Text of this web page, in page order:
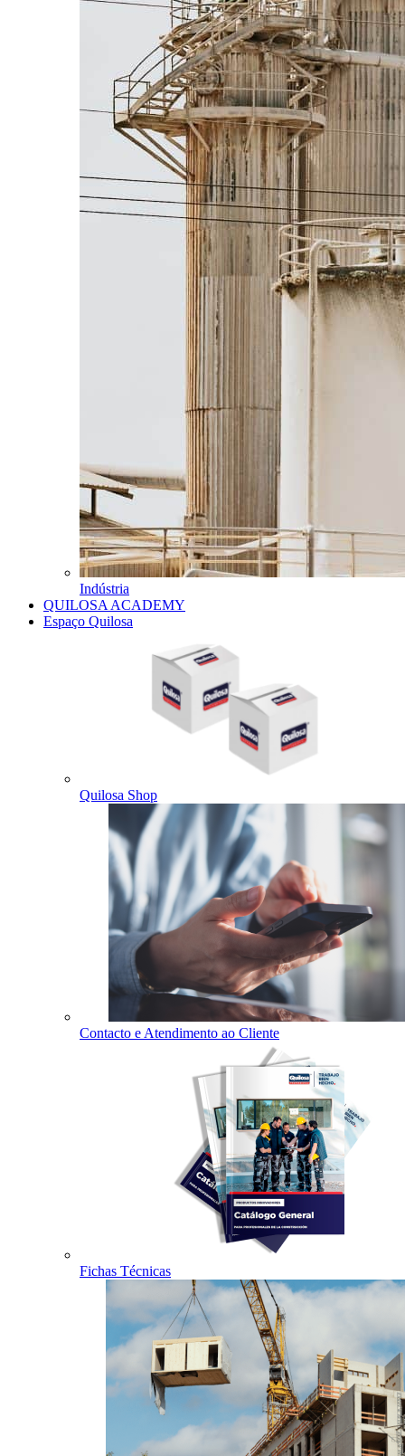
Indústria
QUILOSA ACADEMY
Espaço Quilosa
Quilosa Shop
Contacto e Atendimento ao Cliente
Fichas Técnicas